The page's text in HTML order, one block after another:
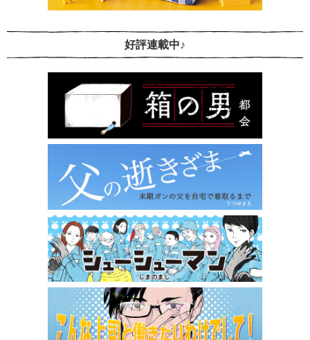
好評連載中♪